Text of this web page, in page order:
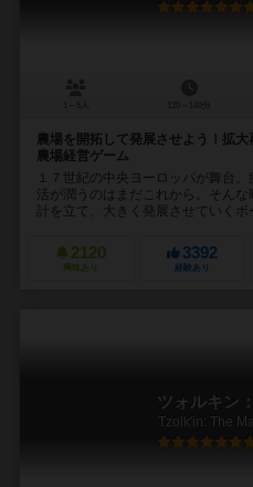
農場を開拓して発展させよう！拡
農場経営ゲーム
１７世紀の中央ヨーロッパが舞台
活が潤うのはまだこれから。そんな
計を立て、大きく発展させていく
2120
興味あり
3392
経験あり
ツォルキン
Tzolk'in: The